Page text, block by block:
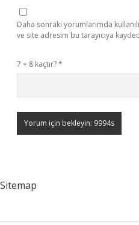
Daha sonraki yorumlarımda
ve site adresim bu tarayıcıya
7 + 8 kaçtır?*
Sitemap